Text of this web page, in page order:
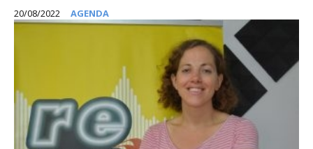
20/08/2022 AGENDA